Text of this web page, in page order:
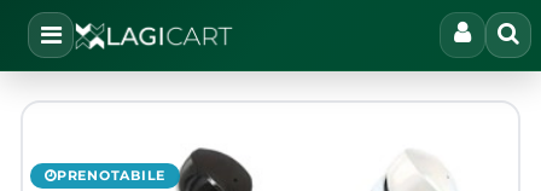
Open
PRENOTABILE